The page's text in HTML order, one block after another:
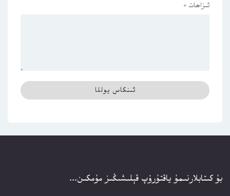
ئىزاھات *
بۇ كىتابلارنىمۇ ياقتۇرۇپ قېلىشىڭىز مۇمكىن...